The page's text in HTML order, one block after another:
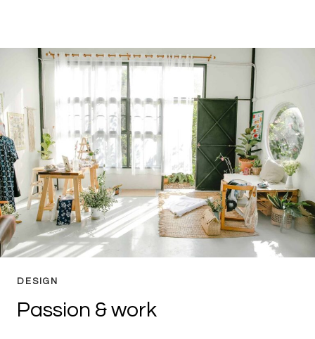
DESIGN
Passion & work